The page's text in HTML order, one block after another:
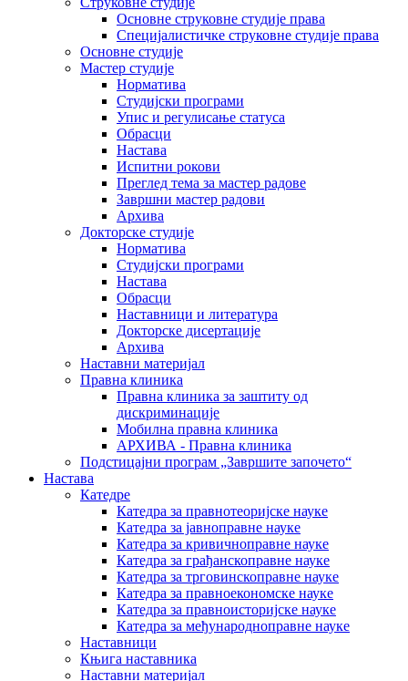
Основне струковне студије права
Специјалистичке струковне студије права
Основне студије
Мастер студије
Норматива
Студијски програми
Упис и регулисање статуса
Обрасци
Настава
Испитни рокови
Преглед тема за мастер радове
Завршни мастер радови
Архива
Докторске студије
Норматива
Студијски програми
Настава
Обрасци
Наставници и литература
Докторске дисертације
Архива
Наставни материјал
Правна клиника
Правна клиника за заштиту од
дискриминације
Мобилна правна клиника
АРХИВА - Правна клиника
Подстицајни програм „Завршите започето“
Настава
Катедре
Катедра за правнотеоријске науке
Катедра за јавноправне науке
Катедра за кривичноправне науке
Катедра за грађанскоправне науке
Катедра за трговинскоправне науке
Катедра за правноекономске науке
Катедра за правноисторијске науке
Катедра за међународноправне науке
Наставници
Књига наставника
Наставни материјал